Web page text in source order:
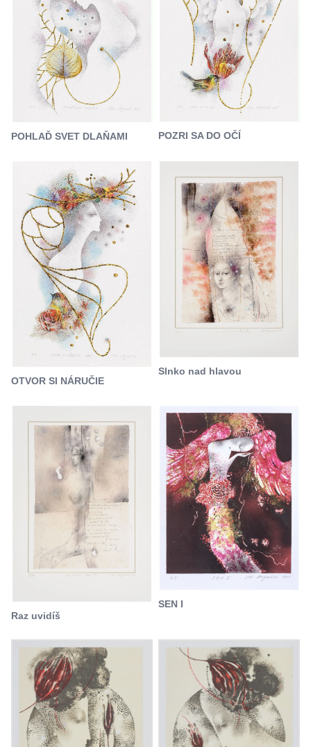
POHLAĎ SVET DLAŇAMI POZRI SA DO OČÍ
OTVOR SI NÁRUČIE
Slnko nad hlavou
Raz uvidíš
SEN I